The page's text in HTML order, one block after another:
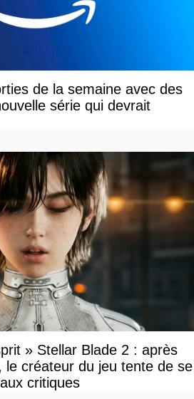
de la semaine avec des
série qui devrait
» Stellar Blade 2 : après
le créateur du jeu tente de se
critiques